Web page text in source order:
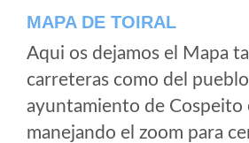
MAPA DE TOIRAL
Aqui os dejamos el Mapa
carreteras como del pueblo
ayuntamiento de Cospeito
manejando el zoom para